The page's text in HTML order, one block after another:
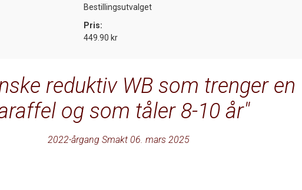
Bestillingsutvalget
Pris:
449.90 kr
reduktiv WB som trenger en
og som tåler 8-10 år
2022-årgang Smakt 06. mars 2025